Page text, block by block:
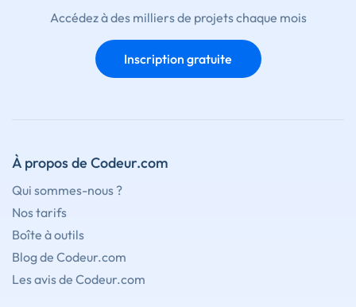
Accédez à des milliers de projets chaque mois
Inscription gratuite
À propos de Codeur.com
Qui sommes-nous ?
Nos tarifs
Boîte à outils
Blog de Codeur.com
Les avis de Codeur.com